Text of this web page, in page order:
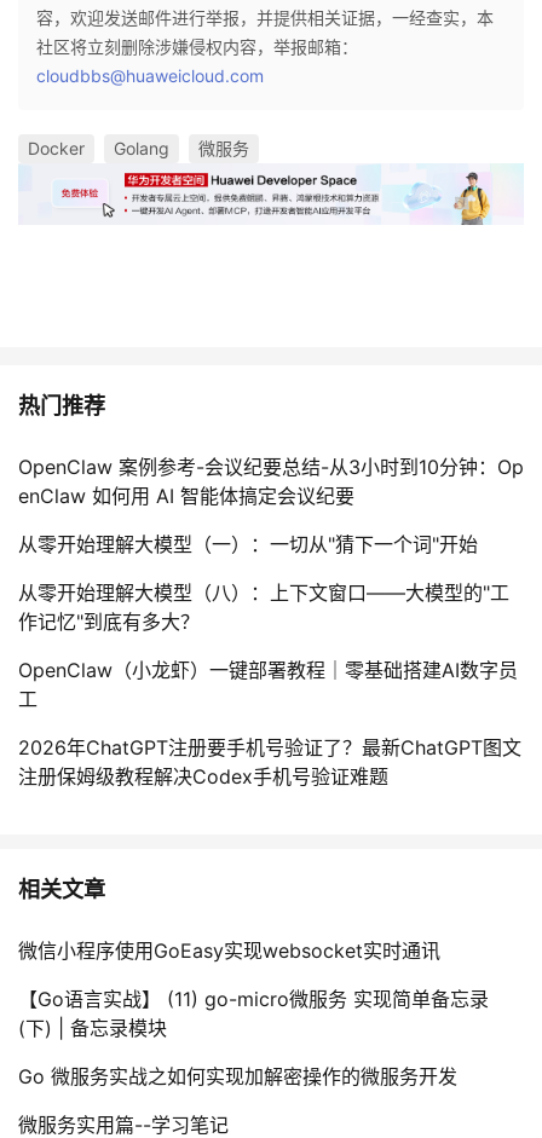
容，欢迎发送邮件进行举报，并提供相关证据，一经查实，本
社区将立刻删除涉嫌侵权内容，举报邮箱：
cloudbbs@huaweicloud.com
Docker Golang 微服务
热门推荐
OpenClaw 案例参考-会议纪要总结-从3小时到10分钟：Op
enClaw 如何用 AI 智能体搞定会议纪要
从零开始理解大模型（一）：一切从"猜下一个词"开始
从零开始理解大模型（八）：上下文窗口——大模型的"工
作记忆"到底有多大？
OpenClaw（小龙虾）一键部署教程｜零基础搭建AI数字员
工
2026年ChatGPT注册要手机号验证了？最新ChatGPT图文
注册保姆级教程解决Codex手机号验证难题
相关文章
微信小程序使用GoEasy实现websocket实时通讯
【Go语言实战】 (11) go-micro微服务 实现简单备忘录
(下) | 备忘录模块
Go 微服务实战之如何实现加解密操作的微服务开发
微服务实用篇--学习笔记